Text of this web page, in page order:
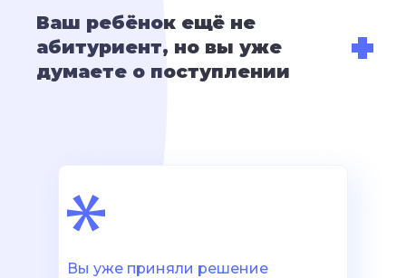
Ваш ребёнок ещё не
абитуриент, но вы уже
думаете о поступлении
Вы уже приняли решение